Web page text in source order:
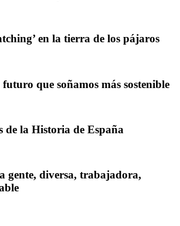
en la tierra de los pájaros
que soñamos más sostenible
de la Historia de España
gente, diversa, trabajadora,